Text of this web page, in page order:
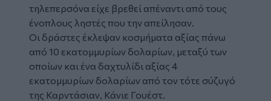
τηλεπερσόνα είχε βρεθεί απέναντι από τους
ένοπλους ληστές που την απείλησαν.
Οι δράστες έκλεψαν κοσμήματα αξίας πάνω
από 10 εκατομμυρίων δολαρίων, μεταξύ των
οποίων και ένα δαχτυλίδι αξίας 4
εκατομμυρίων δολαρίων από τον τότε σύζυγό
της Καρντάσιαν, Κάνιε Γουέστ.